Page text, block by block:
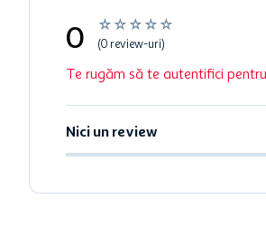
☆ ☆ ☆ ☆ ☆
0 (0 review-uri)
Te rugăm să te autentifici
Nici un review